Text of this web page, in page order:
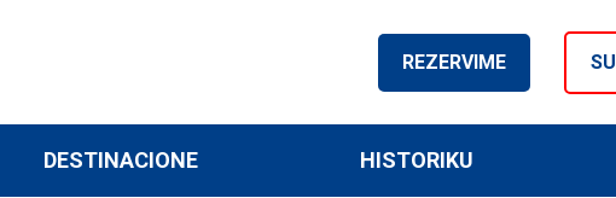
REZERVIME
DESTINACIONE HISTORIKU